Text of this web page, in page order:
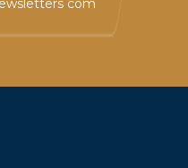
com